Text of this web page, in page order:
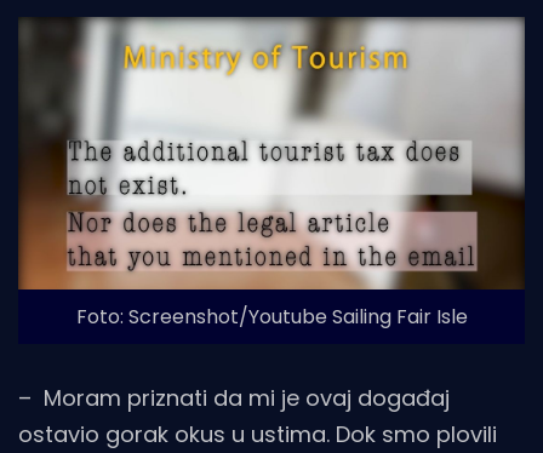
Foto: Screenshot/Youtube Sailing Fair Isle
– Moram priznati da mi je ovaj događaj
ostavio gorak okus u ustima. Dok smo plovili